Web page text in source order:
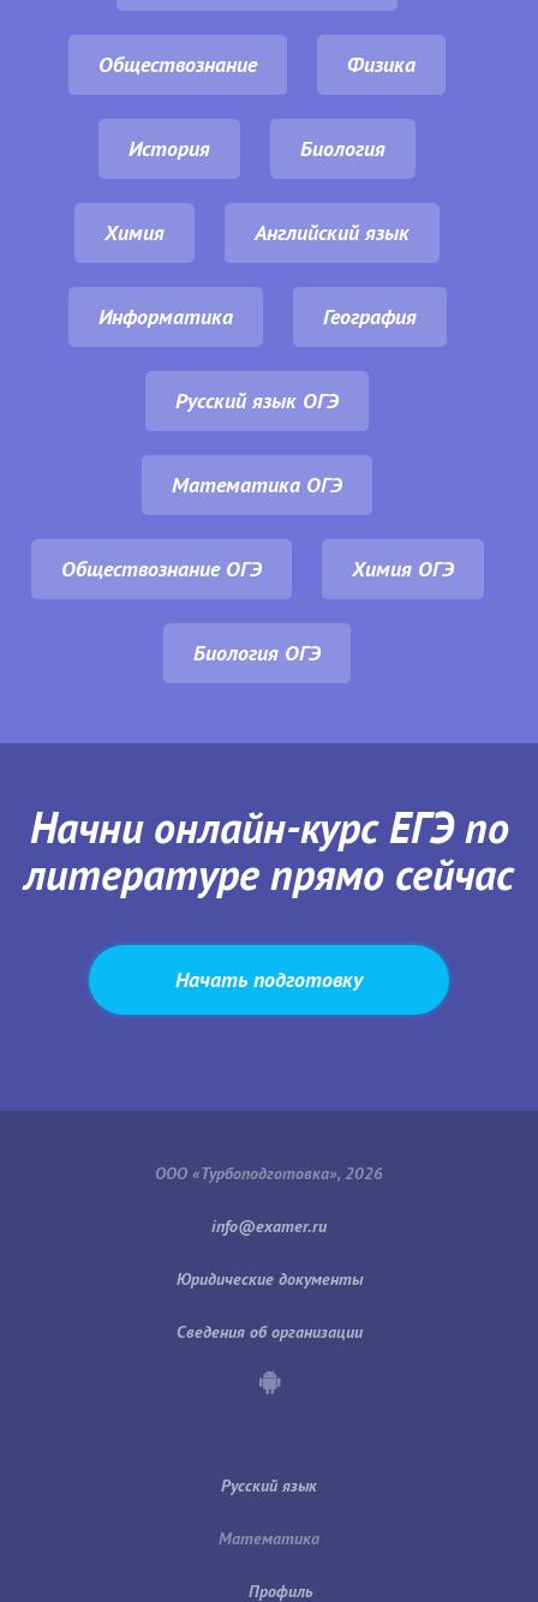
Обществознание Физика
История Биология
Химия Английский язык
Информатика География
Русский язык ОГЭ
Математика ОГЭ
Обществознание ОГЭ Химия ОГЭ
Биология ОГЭ
Начни онлайн-курс ЕГЭ по
литературе прямо сейчас
Начать подготовку
ООО «Турбоподготовка», 2026
Юридические документы
Сведения об организации
Русский язык
Математика
Профиль